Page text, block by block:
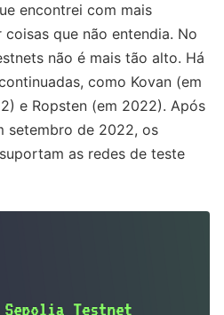
encontrei com mais
que não entendia. No
não é mais tão alto. Há
como Kovan (em
e Ropsten (em 2022). Após
setembro de 2022, os
as redes de teste